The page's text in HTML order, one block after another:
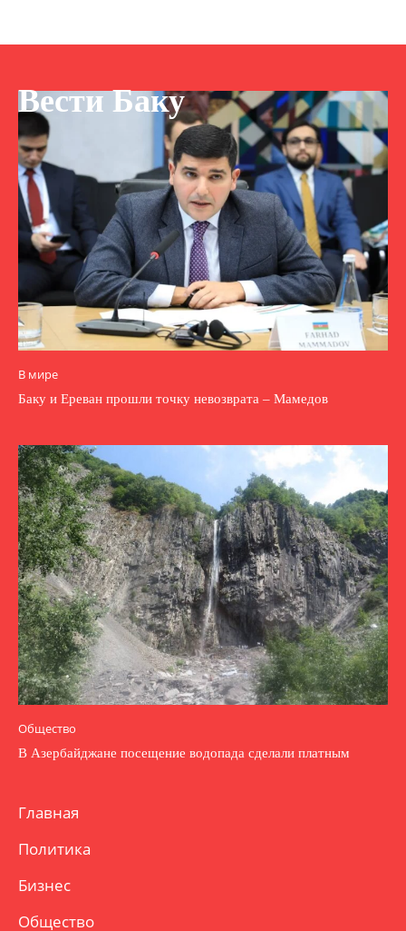
Вести Баку
В мире
Баку и Ереван прошли точку невозврата – Мамедов
Общество
В Азербайджане посещение водопада сделали платным
Главная
Политика
Бизнес
Общество